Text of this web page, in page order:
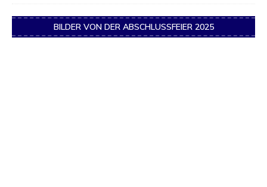
BILDER VON DER ABSCHLUSSFEIER 2025